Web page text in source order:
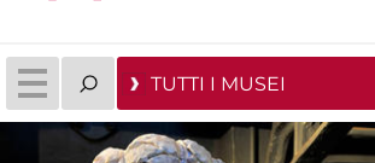
TUTTI I MUSEI